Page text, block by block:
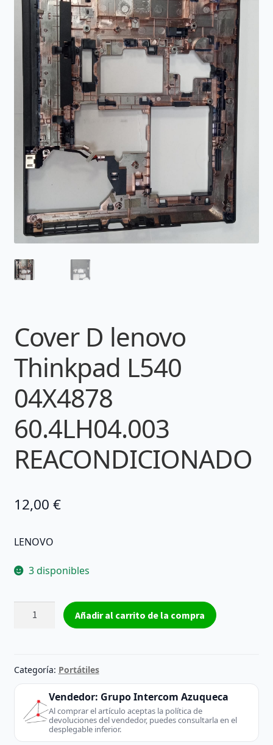
Cover D lenovo
Thinkpad L540
04X4878
60.4LH04.003
REACONDICIONADO
12,00 €
LENOVO
3 disponibles
Cover
L540
04X4878
60.4LH04.003
REACONDICIONADO
cantidad
Añadir al carrito de la compra
Categoría: Portátiles
Vendedor: Grupo Intercom Azuqueca
Al comprar el artículo aceptas la política de
devoluciones del vendedor, puedes consultarla en el
desplegable inferior.